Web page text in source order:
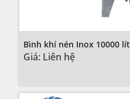
Bình khí nén Inox 10000 lít
Giá: Liên hệ